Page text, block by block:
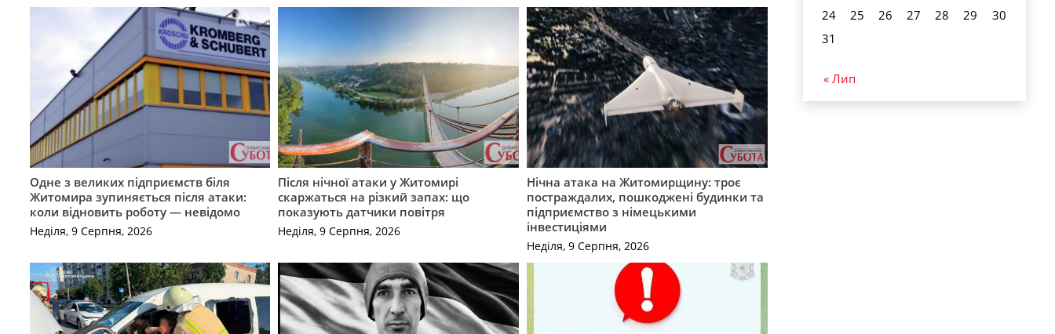
Одне з великих підприємств біля
Житомира зупиняється після атаки:
коли відновить роботу — невідомо
Неділя, 9 Серпня, 2026
Після нічної атаки у Житомирі
скаржаться на різкий запах: що
показують датчики повітря
Неділя, 9 Серпня, 2026
Нічна атака на Житомирщину: троє
постраждалих, пошкоджені будинки та
підприємство з німецькими
інвестиціями
Неділя, 9 Серпня, 2026
24
25 26 27 28 29
30
31
« Лип